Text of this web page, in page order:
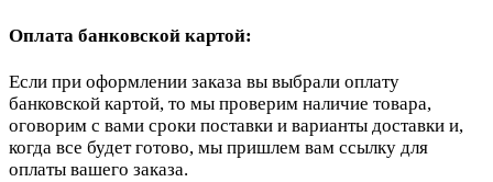
Оплата банковской картой:
Если при оформлении заказа вы выбрали оплату
банковской картой, то мы проверим наличие товара,
оговорим с вами сроки поставки и варианты доставки и,
когда все будет готово, мы пришлем вам ссылку для
оплаты вашего заказа.